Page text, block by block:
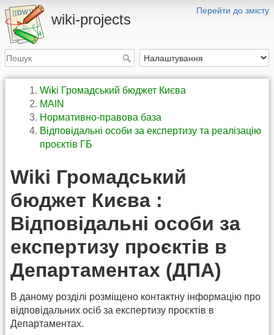
Перейти до змісту
wiki-projects
Wiki Громадський бюджет Києва
MAIN
Нормативно-правова база
Відповідальні особи за експертизу та реалізацію
проєктів ГБ
Wiki Громадський
бюджет Києва :
Відповідальні особи за
експертизу проєктів в
Департаментах (ДПА)
В даному розділі розміщено контактну інформацію про
відповідальних осіб за експертизу проєктів в
Департаментах.